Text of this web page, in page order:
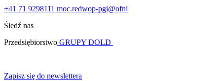
+41 71 9298111 moc.redwop-pgi@ofni
Śledź nas
Przedsiębiorstwo GRUPY DOLD
Zapisz się do newslettera